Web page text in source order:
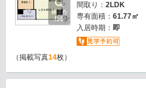
画像を
見る
間取り： 2LDK
専有面積： 61.77㎡
入居時期： 即
（掲載写真14枚）